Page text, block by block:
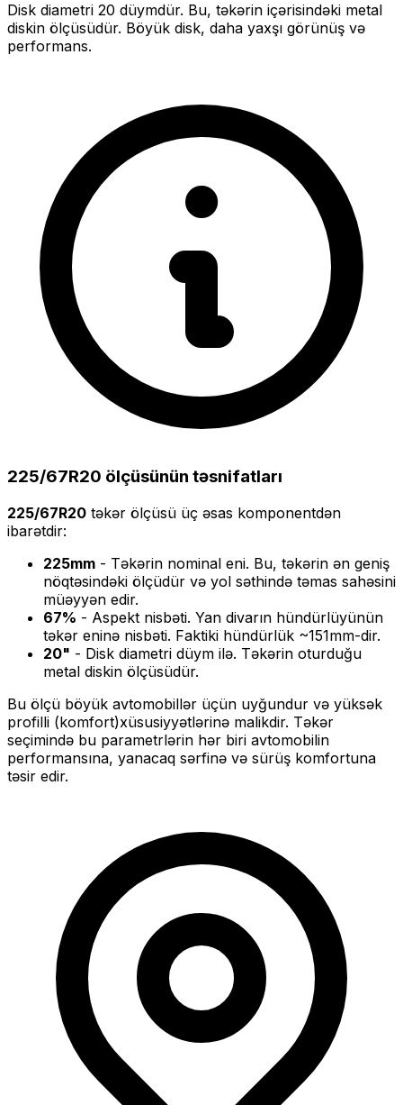
Disk diametri 20 düymdür. Bu, təkərin içərisindəki metal
diskin ölçüsüdür. Böyük disk, daha yaxşı görünüş və
performans.
225/67R20 ölçüsünün təsnifatları
225/67R20 təkər ölçüsü üç əsas komponentdən
ibarətdir:
225mm - Təkərin nominal eni. Bu, təkərin ən geniş
nöqtəsindəki ölçüdür və yol səthində təmas sahəsini
müəyyən edir.
67% - Aspekt nisbəti. Yan divarın hündürlüyünün
təkər eninə nisbəti. Faktiki hündürlük ~151mm-dir.
20" - Disk diametri düym ilə. Təkərin oturduğu
metal diskin ölçüsüdür.
Bu ölçü böyük avtomobillər üçün uyğundur və yüksək
profilli (komfort)xüsusiyyətlərinə malikdir. Təkər
seçimində bu parametrlərin hər biri avtomobilin
performansına, yanacaq sərfinə və sürüş komfortuna
təsir edir.